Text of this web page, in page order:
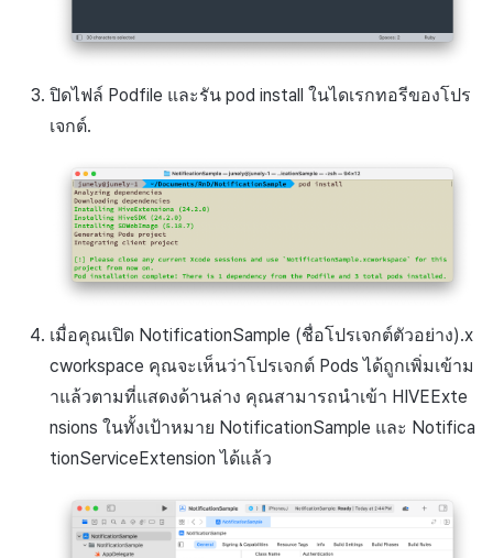
ปิดไฟล์ Podfile และรัน pod install ในไดเรกทอรีของโปร
เจกต์.
เมื่อคุณเปิด NotificationSample (ชื่อโปรเจกต์ตัวอย่าง).x
cworkspace คุณจะเห็นว่าโปรเจกต์ Pods ได้ถูกเพิ่มเข้าม
าแล้วตามที่แสดงด้านล่าง คุณสามารถนำเข้า HIVEExte
nsions ในทั้งเป้าหมาย NotificationSample และ Notifica
tionServiceExtension ได้แล้ว